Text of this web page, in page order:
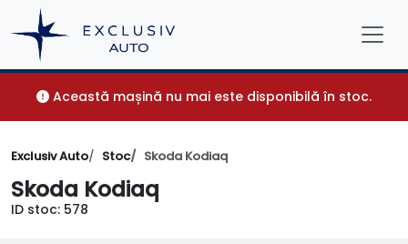
Această mașină nu mai este disponibilă în stoc.
Exclusiv Auto Stoc Skoda Kodiaq
Skoda Kodiaq
ID stoc: 578